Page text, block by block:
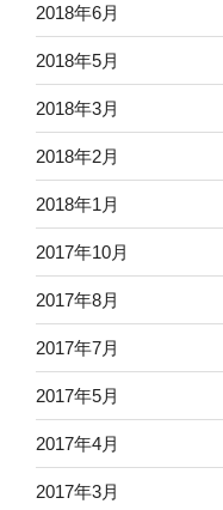
2018年6月
2018年5月
2018年3月
2018年2月
2018年1月
2017年10月
2017年8月
2017年7月
2017年5月
2017年4月
2017年3月